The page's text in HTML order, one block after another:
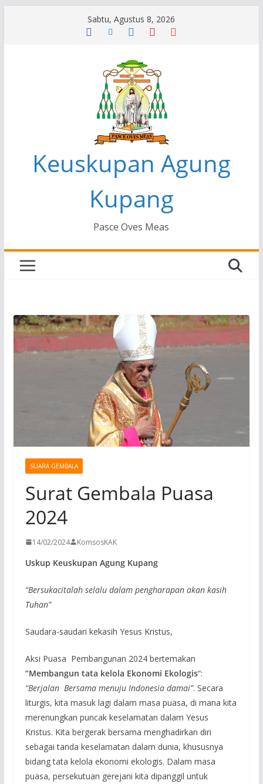
Sabtu, Agustus 8, 2026
Keuskupan Agung
Kupang
Pasce Oves Meas
SUARA GEMBALA
Surat Gembala Puasa
2024
14/02/2024 KomsosKAK
Uskup Keuskupan Agung Kupang
“Bersukacitalah selalu dalam pengharapan akan kasih
Tuhan”
Saudara-saudari kekasih Yesus Kristus,
Aksi Puasa Pembangunan 2024 bertemakan
“Membangun tata kelola Ekonomi Ekologis“:
“Berjalan Bersama menuju Indonesia damai”. Secara
liturgis, kita masuk lagi dalam masa puasa, di mana kita
merenungkan puncak keselamatan dalam Yesus
Kristus. Kita bergerak bersama menghadirkan diri
sebagai tanda keselamatan dalam dunia, khususnya
bidang tata kelola ekonomi ekologis. Dalam masa
puasa, persekutuan gerejani kita dipanggil untuk